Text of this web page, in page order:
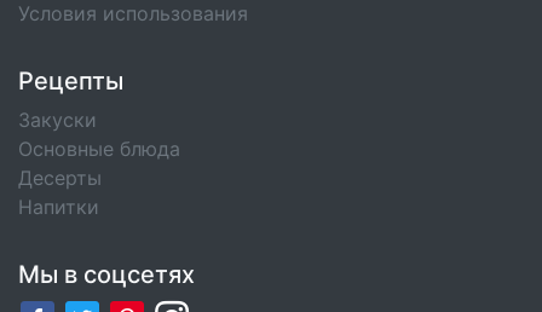
Условия использования
Рецепты
Закуски
Основные блюда
Десерты
Напитки
Мы в соцсетях